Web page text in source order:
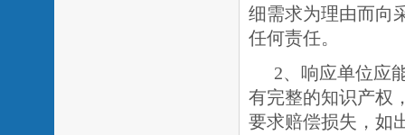
细需求为理由而向
任何责任。
2、响应单位应
有完整的知识产权
要求赔偿损失，如